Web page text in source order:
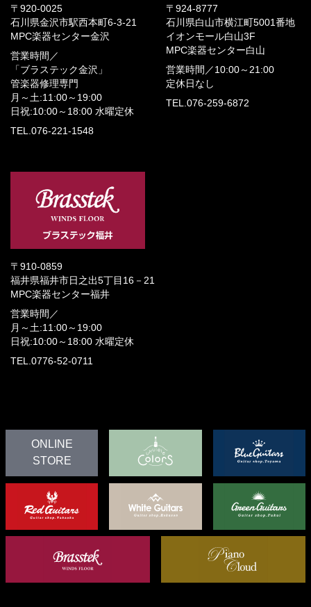
〒920-0025
石川県金沢市駅西本町6-3-21
MPC楽器センター金沢
営業時間／
「ブラステック金沢」
管楽器修理専門
月～土:11:00～19:00
日祝:10:00～18:00 水曜定休
TEL.076-221-1548
〒924-8777
石川県白山市横江町5001番地
イオンモール白山3F
MPC楽器センター白山
営業時間／ 10:00～21:00
定休日なし
TEL.076-259-6872
〒910-0859
福井県福井市日之出5丁目16－21
MPC楽器センター福井
営業時間／
月～土:11:00～19:00
日祝:10:00～18:00 水曜定休
TEL.0776-52-0711
ONLINE
STORE